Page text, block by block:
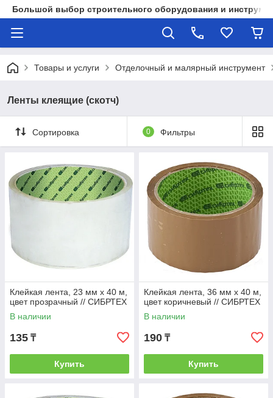
Большой выбор строительного оборудования и
Товары и услуги Отделочный и малярный инструмент
Ленты клеящие (скотч)
Сортировка 0 Фильтры
Клейкая лента, 23 мм х 40 м,
цвет прозрачный // СИБРТЕХ
В наличии
135 ₸
Купить
Клейкая лента, 36 мм х 40 м,
цвет коричневый // СИБРТЕХ
В наличии
190 ₸
Купить